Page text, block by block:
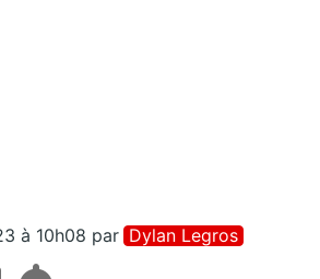
à 10h08 par Dylan Legros